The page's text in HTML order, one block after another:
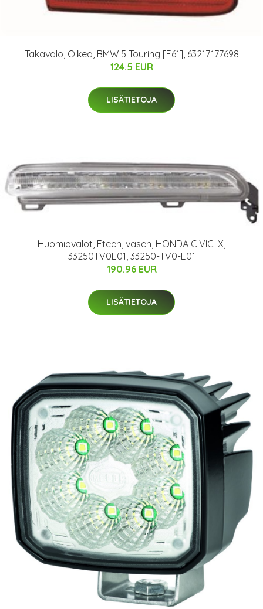
Takavalo, Oikea, BMW 5 Touring [E61], 63217177698
124.5 EUR
LISÄTIETOJA
Huomiovalot, Eteen, vasen, HONDA CIVIC IX,
33250TV0E01, 33250-TV0-E01
190.96 EUR
LISÄTIETOJA